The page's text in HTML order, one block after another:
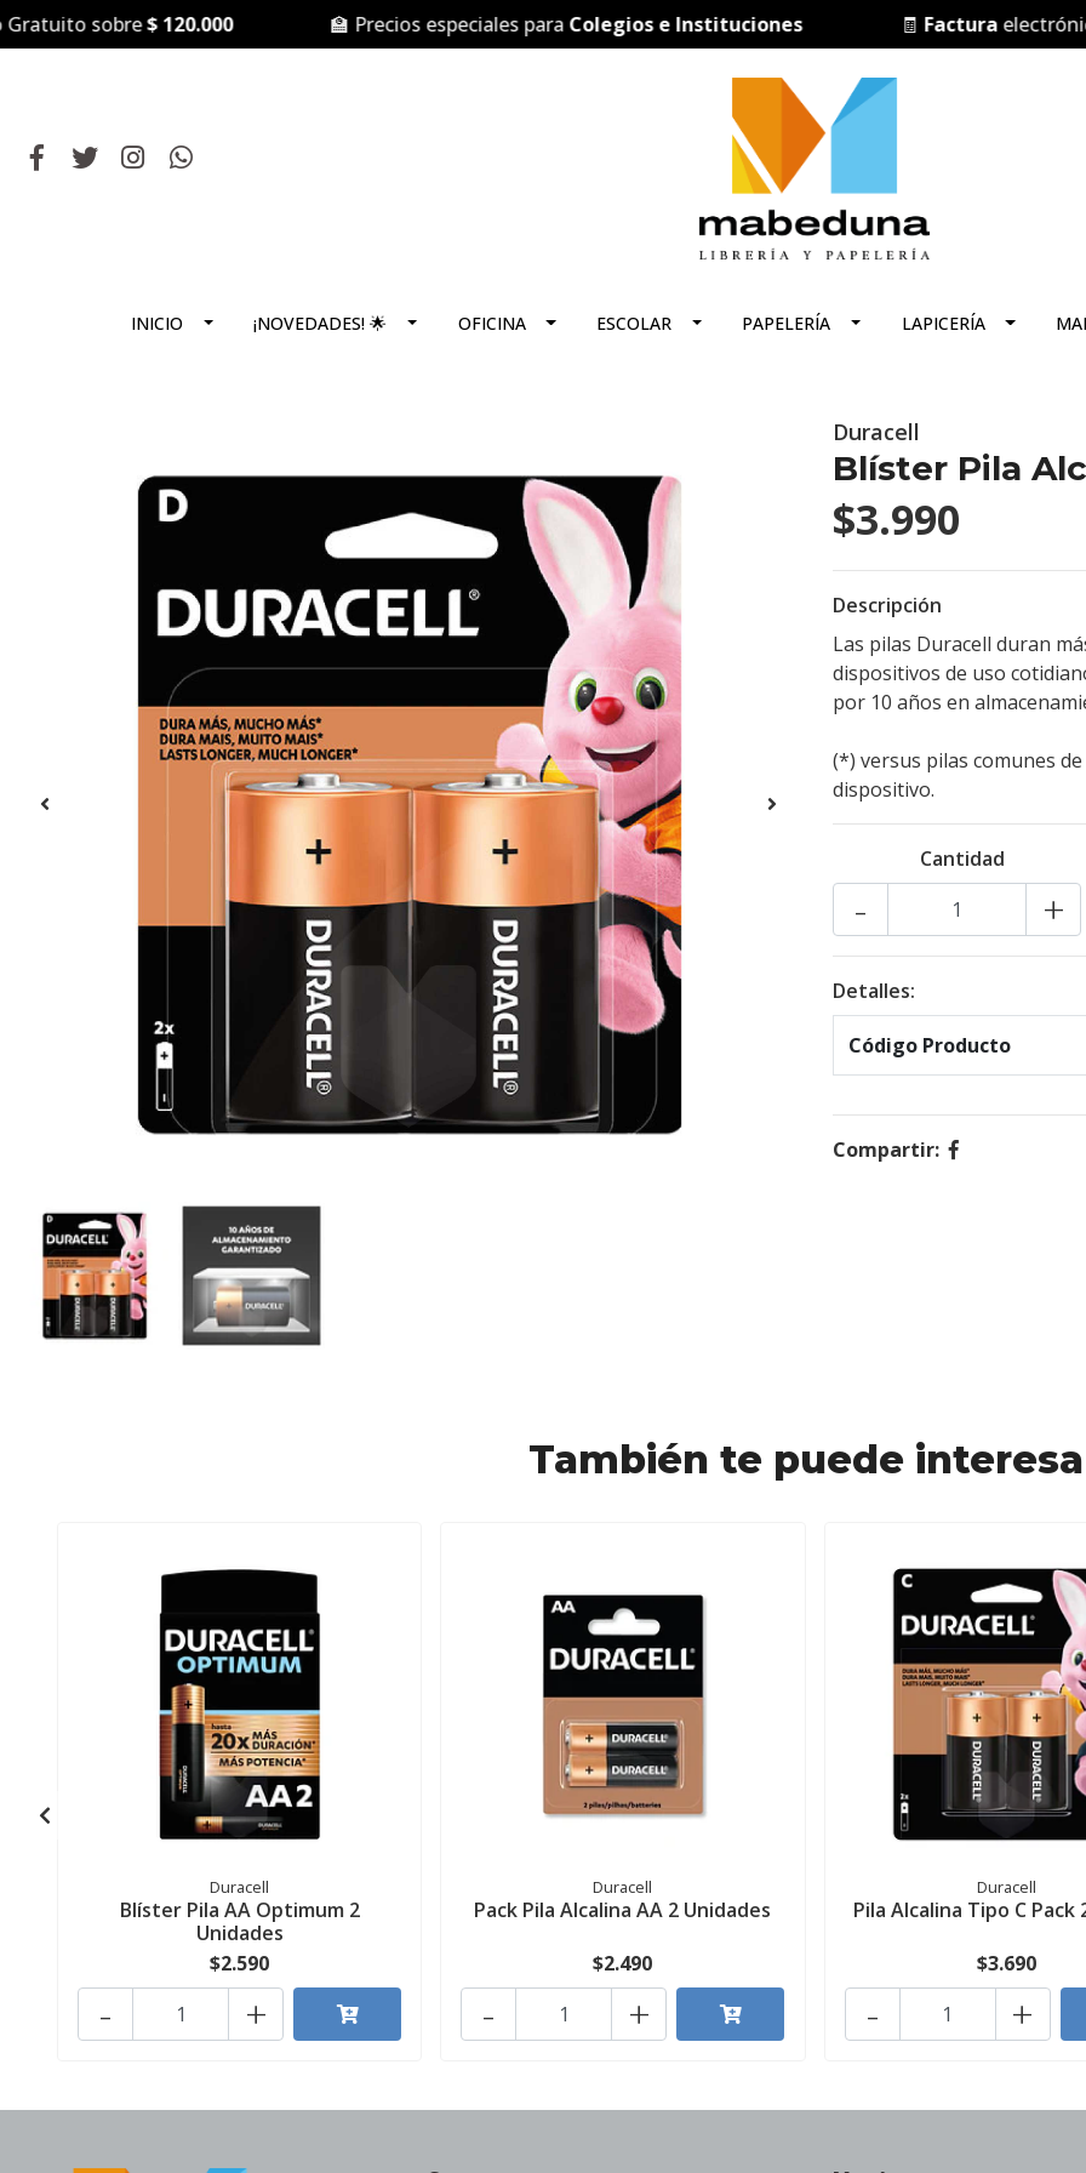
sobre$ 120.000 🏫 Precios especiales paraColegios e Instituciones Facturaelectrónica
INICIO ¡NOVEDADES! 🌟 OFICINA ESCOLAR PAPELERÍA LAPICERÍA
Duracell
Blíster Pila
$3.990
Descripción
Las pilas Duracell duran
dispositivos de uso
por 10 años en
(*) versus pilas comunes
dispositivo.
Cantidad
+
-
Detalles:
Código Producto
Compartir:
También te puede
Duracell
Blíster Pila AA Optimum 2
Unidades
$2.590
+
-
Duracell
Pack Pila Alcalina AA 2 Unidades
$2.490
+
-
Duracell
Pila Alcalina Tipo C Pack
$3.690
+
-